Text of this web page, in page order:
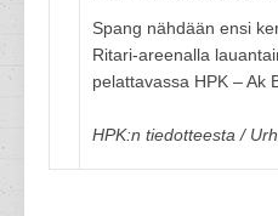
Spang nähdään ensi
Ritari-areenalla
pelattavassa HPK – Ak
HPK:n tiedotteesta /